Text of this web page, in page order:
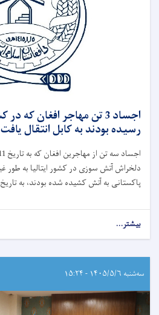
اجساد 3 تن مهاجر افغان
رسیده بودند به کابل انتقال یافت
دلخراش آتش‌ سوزی در کشور ایتالیا به طور
پاکستانی به آتش کشیده شده بودند، به تاریخ های
بیشتر...
سه‌شنبه ۱۴۰۵/۵/۶ - ۱۵:۲۴